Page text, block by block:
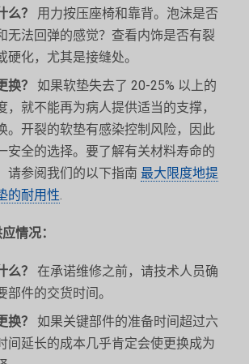
么？
用力按压座椅和靠背。泡沫是否
无法回弹的感觉？查看内饰是否有裂
硬化，尤其是接缝处。
换？
如果软垫失去了 20-25% 以上的
，就不能再为病人提供适当的支撑，
。开裂的软垫有感染控制风险，因此
安全的选择。要了解有关材料寿命的
请参阅我们的以下指南 最大限度地提
的耐用性.
情况：
么？
在承诺维修之前，请技术人员确
部件的交货时间。
换？
如果关键部件的准备时间超过六
间延长的成本几乎肯定会使更换成为